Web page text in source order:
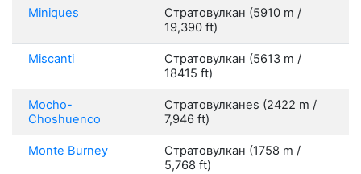
Miniques
Стратовулкан (5910 m /
19,390 ft)
Miscanti
Стратовулкан (5613 m /
18415 ft)
Mocho-
Choshuenco
Стратовулканes (2422 m /
7,946 ft)
Monte Burney
Стратовулкан (1758 m /
5,768 ft)